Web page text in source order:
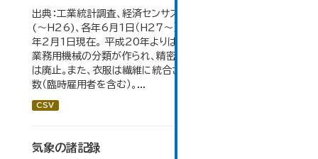
出典：工業統計調査、経済センサス。 各年12月31日現在
(～H26)、各年6月1日（H27～）・平成23年のみ平成24
年2月1日現在。 平成20年よりはん用機械、生産用機械、
業務用機械の分類が作られ、精密機械、一般用機械の分類
は廃止。また、衣服は繊維に統合された。 数値は総従業者
数（臨時雇用者を含む）。...
CSV
気象の諸記録